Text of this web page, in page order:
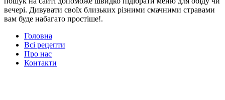
вечері. Дивувати своїх близьких різними смачними стравами
вам буде набагато простіше!.
Головна
Всі рецепти
Про нас
Контакти